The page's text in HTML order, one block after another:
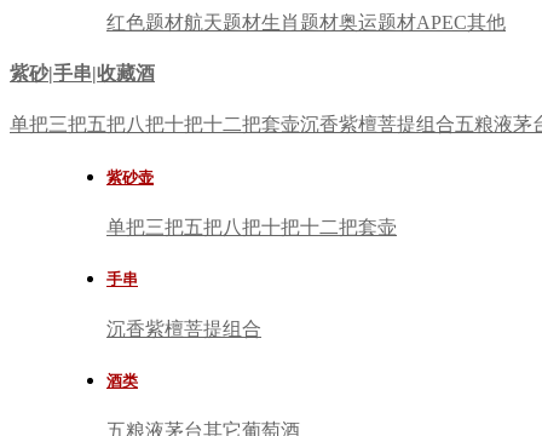
红色题材航天题材生肖题材奥运题材APEC其他
紫砂|手串|收藏酒
单把三把五把八把十把十二把套壶沉香紫檀菩提组合五粮液茅
紫砂壶
单把三把五把八把十把十二把套壶
手串
沉香紫檀菩提组合
酒类
五粮液茅台其它葡萄酒